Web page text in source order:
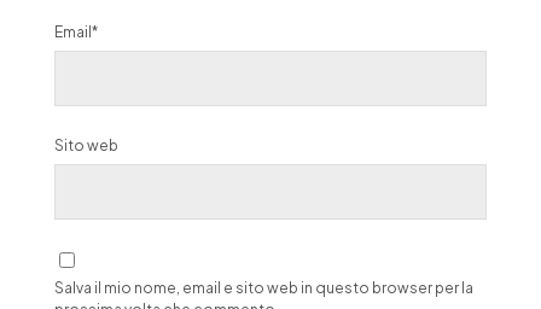
Email*
Sito web
Salva il mio nome, email e sito web in questo browser per la